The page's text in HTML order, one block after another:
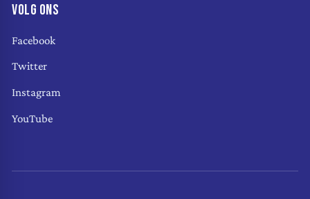
VOLG ONS
Facebook
Twitter
Instagram
YouTube